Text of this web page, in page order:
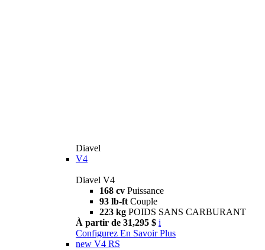
Diavel
V4
Diavel V4
168 cv Puissance
93 lb-ft Couple
223 kg POIDS SANS CARBURANT
À partir de 31,295 $ i
Configurez En Savoir Plus
new V4 RS